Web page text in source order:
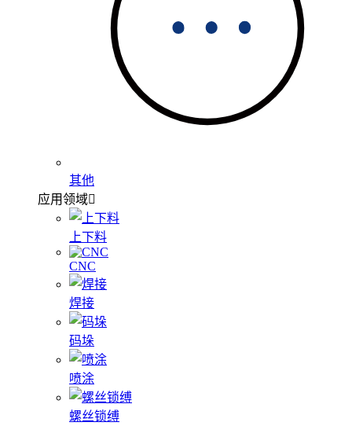
其他
应用领域
上下料
CNC
焊接
码垛
喷涂
螺丝锁缚